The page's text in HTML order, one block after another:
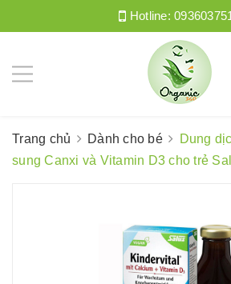
Hotline:
Trang chủ Dành cho bé
Dung
sung Canxi và Vitamin D3 cho trẻ